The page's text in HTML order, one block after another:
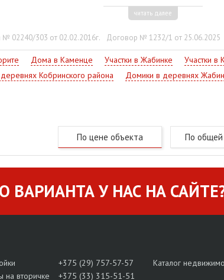
читать далее
№ 02240/303 от 02.02.2016г. Договор № 1232/1 от 25.06.2025
Дома в Каменце Участки в Жабинке Участки в
Кобринского района Домики в деревнях
По цене объекта По
У НАС НА
+375 (29) 757-57-57
на вторичке
+375 (33) 315-51-51
Каталог